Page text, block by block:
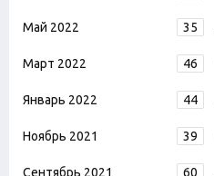
Май 2022 35
Март 2022 46
Январь 2022 44
Ноябрь 2021 39
Сентябрь 2021 60